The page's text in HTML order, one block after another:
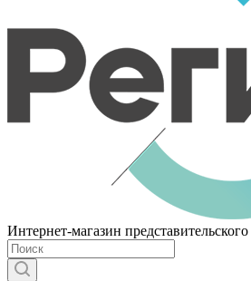
Интернет-магазин представительского